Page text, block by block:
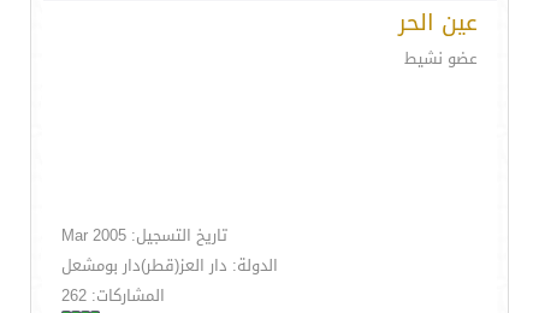
عين الحر
عضو نشيط
تاريخ التسجيل: Mar 2005
الدولة: دار العز(قطر)دار بومشعل
المشاركات: 262